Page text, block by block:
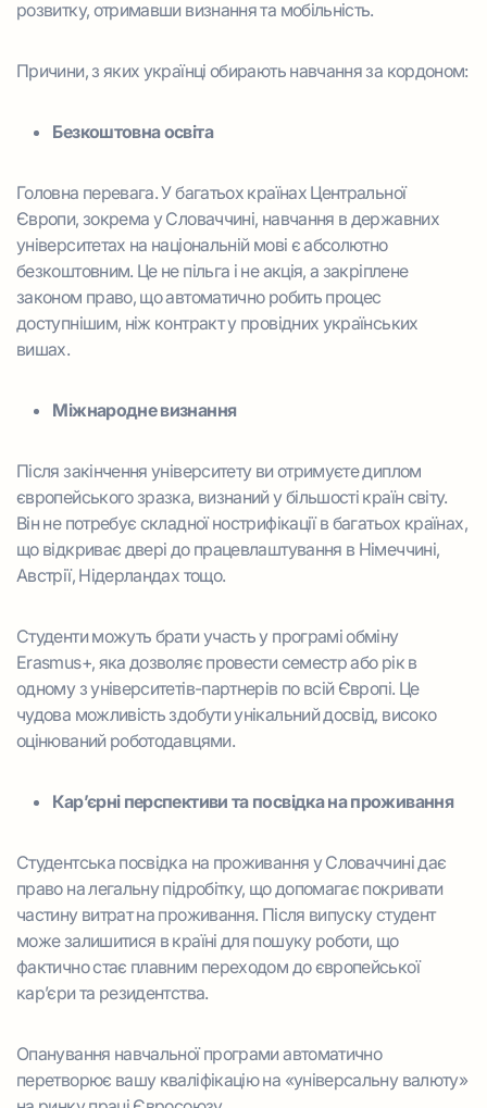
розвитку, отримавши визнання та мобільність.
Причини, з яких українці обирають навчання за кордоном:
Безкоштовна освіта
Головна перевага. У багатьох країнах Центральної
Європи, зокрема у Словаччині, навчання в державних
університетах на національній мові є абсолютно
безкоштовним. Це не пільга і не акція, а закріплене
законом право, що автоматично робить процес
доступнішим, ніж контракт у провідних українських
вишах.
Міжнародне визнання
Після закінчення університету ви отримуєте диплом
європейського зразка, визнаний у більшості країн світу.
Він не потребує складної нострифікації в багатьох країнах,
що відкриває двері до працевлаштування в Німеччині,
Австрії, Нідерландах тощо.
Студенти можуть брати участь у програмі обміну
Erasmus+, яка дозволяє провести семестр або рік в
одному з університетів-партнерів по всій Європі. Це
чудова можливість здобути унікальний досвід, високо
оцінюваний роботодавцями.
Кар’єрні перспективи та посвідка на проживання
Студентська посвідка на проживання у Словаччині дає
право на легальну підробітку, що допомагає покривати
частину витрат на проживання. Після випуску студент
може залишитися в країні для пошуку роботи, що
фактично стає плавним переходом до європейської
кар’єри та резидентства.
Опанування навчальної програми автоматично
перетворює вашу кваліфікацію на «універсальну валюту»